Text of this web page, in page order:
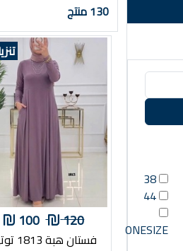
38
44
ONESIZE
130 منتج
120
100
فستان هبة 1813 توتي